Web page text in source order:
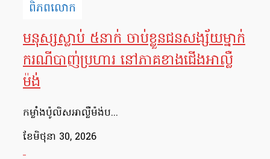
ពិភពលោក
មនុស្សស្លាប់ ៥នាក់ ចាប់ខ្លួនជនសង្ស័យម្នាក់
ករណីបាញ់ប្រហារ នៅភាគខាងជើងអាល្លឺ
ម៉ង់
កម្លាំងប៉ូលិសអាល្លឺម៉ង់ប...
ខែ​មិថុនា 30, 2026